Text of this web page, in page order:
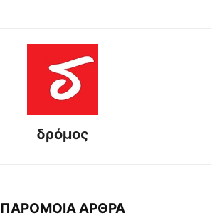
δρόμος
ΠΑΡΟΜΟΙΑ ΑΡΘΡΑ